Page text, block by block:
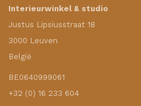
Interieurwinkel & studio
Justus Lipsiusstraat 18
3000 Leuven
België
BE0640999061
+32 (0) 16 233 604